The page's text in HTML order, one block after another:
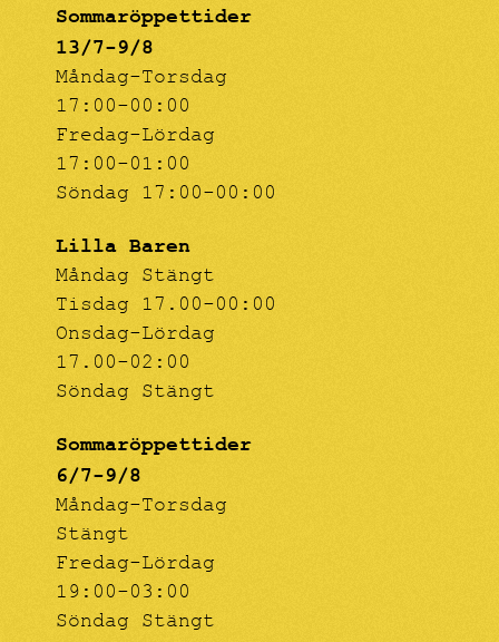
Sommaröppettider
13/7-9/8
Måndag-Torsdag
17:00-00:00
Fredag-Lördag
17:00-01:00
Söndag 17:00-00:00
Lilla Baren
Måndag Stängt
Tisdag 17.00-00:00
Onsdag-Lördag
17.00-02:00
Söndag Stängt
Sommaröppettider
6/7-9/8
Måndag-Torsdag
Stängt
Fredag-Lördag
19:00-03:00
Söndag Stängt